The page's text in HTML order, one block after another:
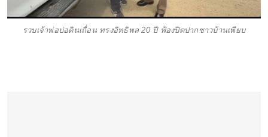
รวบเจ้าพ่อบ่อดินเถื่อน ทรงอิทธิพล 20 ปี ฟ้องปิดปากชาวบ้านเพียบ